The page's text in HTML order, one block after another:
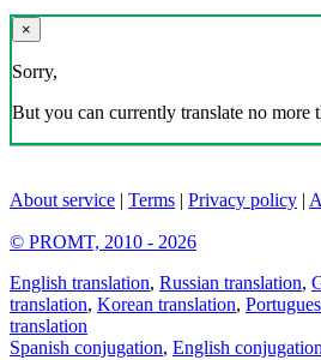
×
Sorry,
But you can currently translate no more
About service | Terms | Privacy policy |
© PROMT, 2010 - 2026
English translation, Russian translation,
translation, Korean translation,
translation
Spanish conjugation, English